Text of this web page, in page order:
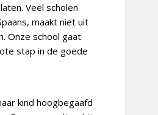
Veel scholen
maakt niet uit
Onze school gaat
stap in de goede
kind hoogbegaafd